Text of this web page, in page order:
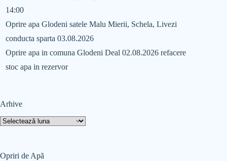
14:00
Oprire apa Glodeni satele Malu Mierii, Schela, Livezi
conducta sparta 03.08.2026
Oprire apa in comuna Glodeni Deal 02.08.2026 refacere
stoc apa in rezervor
Arhive
Opriri de Apă